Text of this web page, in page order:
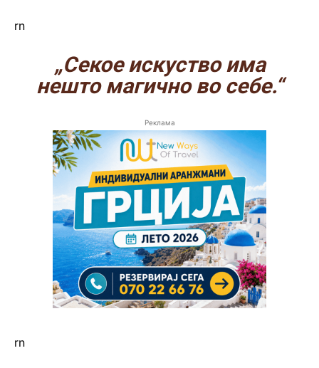
rn
„Секое искуство има
нешто магично во себе.“
Реклама
rn